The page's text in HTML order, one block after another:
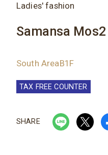
Ladies' fashion
Samansa Mos2
South AreaB1F
TAX FREE COUNTER
SHARE